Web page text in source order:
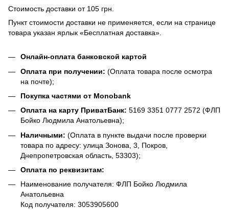
Стоимость доставки от 105 грн.
Пункт стоимости доставки не применяется, если на странице
товара указан ярлык «Бесплатная доставка».
Онлайн-оплата банковской картой
Оплата при получении: (Оплата товара после осмотра
на почте);
Покупка частями от Monobank
Оплата на карту ПриватБанк: 5169 3351 0777 2572 (ФЛП
Бойко Людмила Анатольевна);
Наличными: (Оплата в пункте выдачи после проверки
товара по адресу: улица Зонова, 3, Покров,
Днепропетровская область, 53303);
Оплата по реквизитам:
Наименование получателя: ФЛП Бойко Людмила
Анатольевна
Код получателя: 3053905600